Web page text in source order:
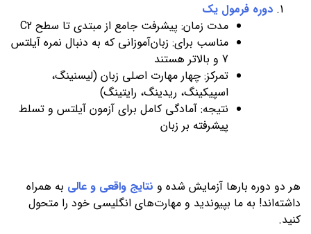
دوره فرمول یک
مدت زمان: پیشرفت جامع از مبتدی تا سطح C2
مناسب برای: زبان‌آموزانی که به دنبال نمره آیلتس
7 و بالاتر هستند
تمرکز: چهار مهارت اصلی زبان (لیسنینگ،
اسپیکینگ، ریدینگ، رایتینگ)
نتیجه: آمادگی کامل برای آزمون آیلتس و تسلط
پیشرفته بر زبان
هر دو دوره بارها آزمایش شده و نتایج واقعی و عالی به همراه
داشته‌اند! به ما بپیوندید و مهارت‌های انگلیسی خود را متحول
کنید.